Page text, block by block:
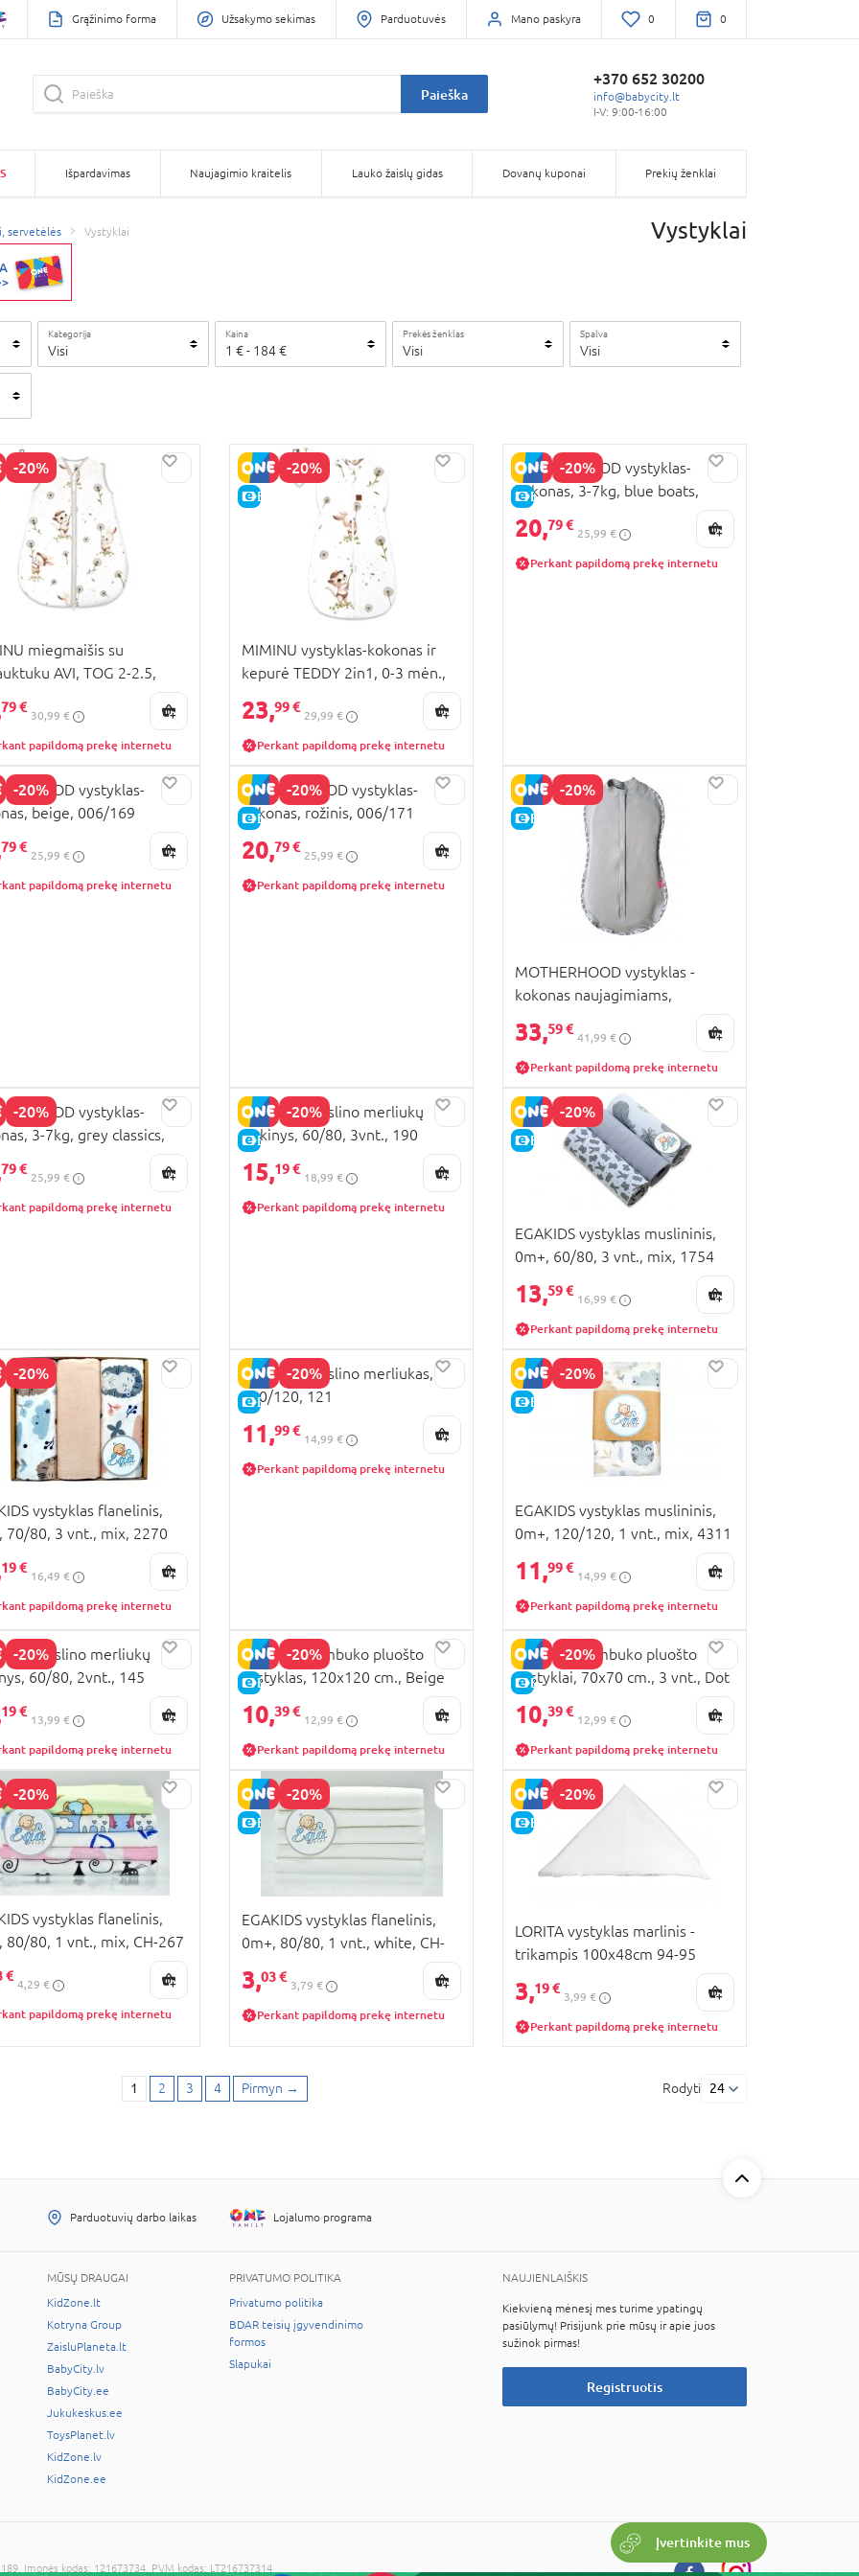
Grąžinimo forma Užsakymo sekimas Parduotuvės Mano paskyra 0 0
Paieška
+370 652 30200
info@babycity.lt
I-V: 9:00-16:00
Išpardavimas Naujagimio kraitelis Lauko žaislų gidas Dovanų kuponai Prekių ženklai
servetėlės Vystyklai Vystyklai
Kategorija
Visi
Kaina
1 €- 184€
Prekės ženklas
Visi
Spalva
Visi
-20%
miegmaišis su
AVI, TOG 2-2.5,
79 €
30,99 €
papildomą prekę internetu
-20%
E-KAINA
MIMINU vystyklas-kokonas ir
kepurė TEDDY 2in1, 0-3 mėn.,
23,99 €
29,99 €
Perkant papildomą prekę internetu
-20%
E-KAINA
MOTHERHOOD vystyklas-
kokonas, 3-7kg, blue boats,
006/156
20,79 €
25,99 €
Perkant papildomą prekę internetu
-20%
vystyklas-
beige, 006/169
79 €
25,99 €
papildomą prekę internetu
-20%
E-KAINA
MOTHERHOOD vystyklas-
kokonas, rožinis, 006/171
20,79 €
25,99 €
Perkant papildomą prekę internetu
-20%
E-KAINA
MOTHERHOOD vystyklas -
kokonas naujagimiams,
Classics, 1 dydis, 2,5-5kg,
066/138G
33,59 €
41,99 €
Perkant papildomą prekę internetu
-20%
vystyklas-
3-7kg, grey classics,
79 €
25,99 €
papildomą prekę internetu
-20%
E-KAINA
EGAKIDS muslino merliukų
rinkinys, 60/80, 3vnt., 190
15,19 €
18,99 €
Perkant papildomą prekę internetu
-20%
E-KAINA
EGAKIDS vystyklas muslininis,
0m+, 60/80, 3 vnt., mix, 1754
13,59 €
16,99 €
Perkant papildomą prekę internetu
-20%
vystyklas flanelinis,
70/80, 3 vnt., mix, 2270
19 €
16,49 €
papildomą prekę internetu
-20%
E-KAINA
EGAKIDS muslino merliukas,
120/120, 121
11,99 €
14,99 €
Perkant papildomą prekę internetu
-20%
E-KAINA
EGAKIDS vystyklas muslininis,
0m+, 120/120, 1 vnt., mix, 4311
11,99 €
14,99 €
Perkant papildomą prekę internetu
-20%muslino merliukų
60/80, 2vnt., 145
19 €
13,99 €
papildomą prekę internetu
-20%
E-KAINA
LIONELO bambuko pluošto
vystyklas, 120x120 cm., Beige
sand
10,39 €
12,99 €
Perkant papildomą prekę internetu
-20%
E-KAINA
LIONELO bambuko pluošto
vystyklai, 70x70 cm., 3 vnt., Dot
10,39 €
12,99 €
Perkant papildomą prekę internetu
-20%
vystyklas flanelinis,
80/80, 1 vnt., mix, CH-267
€
4,29 €
papildomą prekę internetu
-20%
E-KAINA
EGAKIDS vystyklas flanelinis,
0m+, 80/80, 1 vnt., white, CH-
3,03 €
3,79 €
Perkant papildomą prekę internetu
-20%
E-KAINA
LORITA vystyklas marlinis -
trikampis 100x48cm 94-95
3,19 €
3,99 €
Perkant papildomą prekę internetu
1 2 3 4 Pirmyn → Rodyti 24
Įvertinkite mus
Parduotuvių darbo laikas Lojalumo programa
MŪSŲ DRAUGAI
KidZone.lt
Kotryna Group
ZaisluPlaneta.lt
BabyCity.lv
BabyCity.ee
Jukukeskus.ee
ToysPlanet.lv
KidZone.lv
KidZone.ee
PRIVATUMO POLITIKA
Privatumo politika
BDAR teisių įgyvendinimo
formos
Slapukai
NAUJIENLAIŠKIS
Kiekvieną mėnesį mes turime ypatingų
pasiūlymų! Prisijunk prie mūsų ir apie juos
sužinok pirmas!
Registruotis
Įmonės kodas: 121673734, PVM kodas: LT216737314